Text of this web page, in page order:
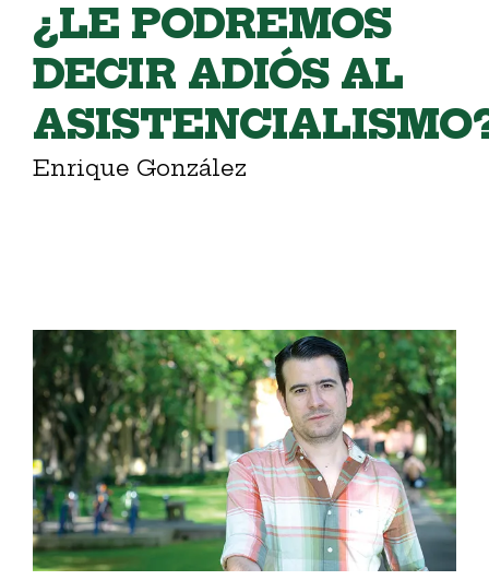
¿LE PODREMOS
DECIR ADIÓS AL
Enrique González